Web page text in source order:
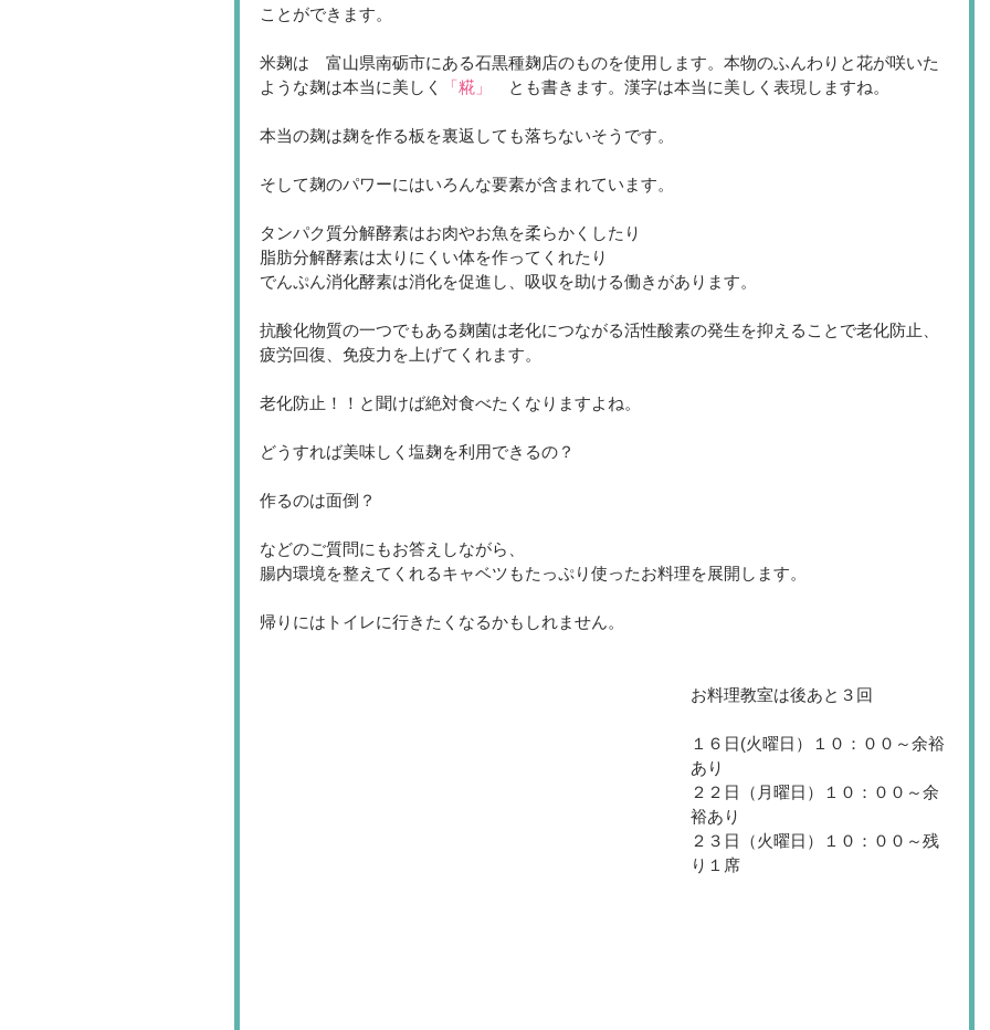
ことができます。
米麹は　富山県南砺市にある石黒種麹店のものを使用します。本物のふんわりと花が咲いた
ような麹は本当に美しく
「糀」 とも書きます。漢字は本当に美しく表現しますね。
本当の麹は麹を作る板を裏返しても落ちないそうです。
そして麹のパワーにはいろんな要素が含まれています。
タンパク質分解酵素はお肉やお魚を柔らかくしたり
脂肪分解酵素は太りにくい体を作ってくれたり
でんぷん消化酵素は消化を促進し、吸収を助ける働きがあります。
抗酸化物質の一つでもある麹菌は老化につながる活性酸素の発生を抑えることで老化防止、
疲労回復、免疫力を上げてくれます。
老化防止！！と聞けば絶対食べたくなりますよね。
どうすれば美味しく塩麹を利用できるの？
作るのは面倒？
などのご質問にもお答えしながら、
腸内環境を整えてくれるキャベツもたっぷり使ったお料理を展開します。
帰りにはトイレに行きたくなるかもしれません。
お料理教室は後あと３回
１６日(火曜日）１０：００～余裕
あり
２２日（月曜日）１０：００～余
裕あり
２３日（火曜日）１０：００～残
り１席